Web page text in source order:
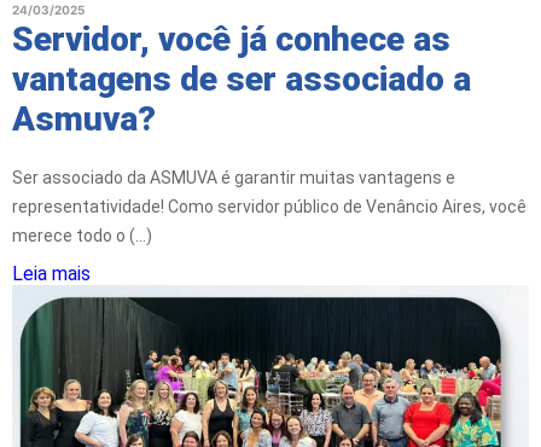
24/03/2025
Servidor, você já conhece as
vantagens de ser associado a
Asmuva?
Ser associado da ASMUVA é garantir muitas vantagens e
representatividade! Como servidor público de Venâncio Aires, você
merece todo o (...)
Leia mais